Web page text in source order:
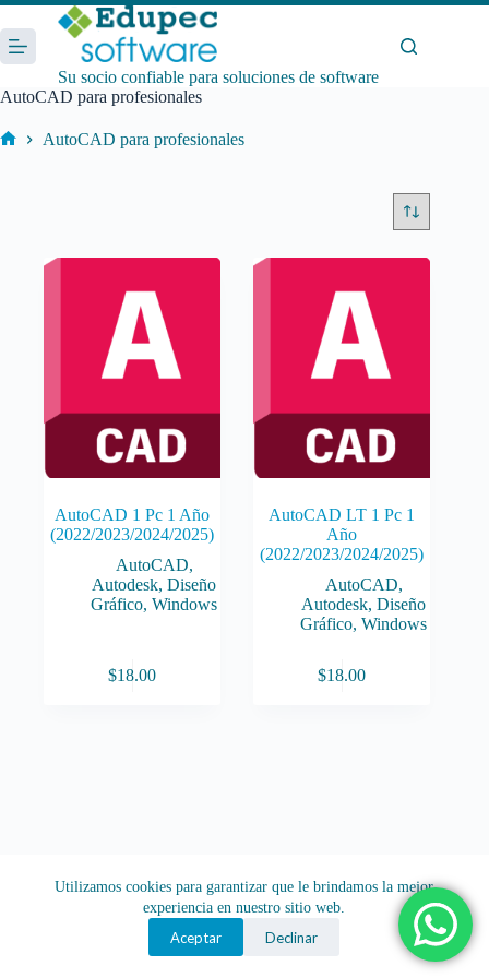
Saltar
al
contenido
Utilizamos cookies para garantizar que le brindamos la mejor
experiencia en nuestro sitio web.
Aceptar Declinar
Su socio confiable para soluciones de software
AutoCAD para profesionales
AutoCAD para profesionales
AutoCAD 1 Pc 1 Año
(2022/2023/2024/2025)
AutoCAD,
Autodesk,Diseño
Gráfico,Windows
$18.00
AutoCAD LT 1 Pc 1
Año
(2022/2023/2024/2025)
AutoCAD,
Autodesk,Diseño
Gráfico,Windows
$18.00